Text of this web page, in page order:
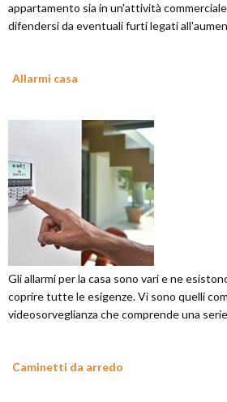
appartamento sia in un'attività
difendersi da eventuali furti legati
Allarmi casa
Gli allarmi per la casa sono vari e ne
coprire tutte le esigenze. Vi sono quelli
videosorveglianza che comprende una
Caminetti da arredo